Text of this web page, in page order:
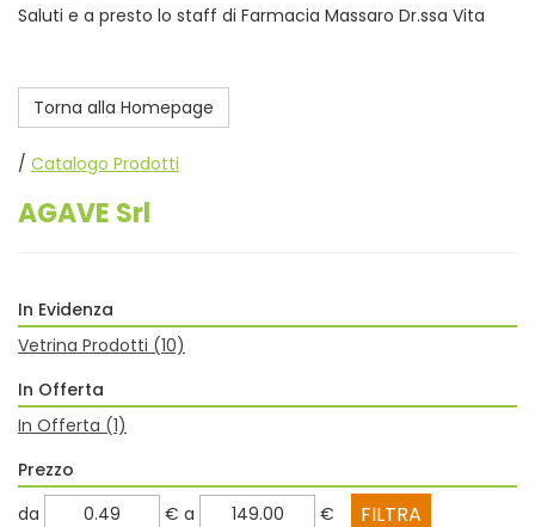
Saluti e a presto lo staff di Farmacia Massaro Dr.ssa Vita
Torna alla Homepage
/ Catalogo Prodotti
AGAVE Srl
In Evidenza
Vetrina Prodotti (10)
In Offerta
In Offerta (1)
Prezzo
filtra
da € filtra
a €